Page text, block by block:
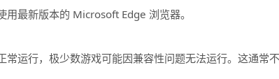
最新版本的 Microsoft Edge 浏览器。
运行，极少数游戏可能因兼容性问题无法运行。这通常